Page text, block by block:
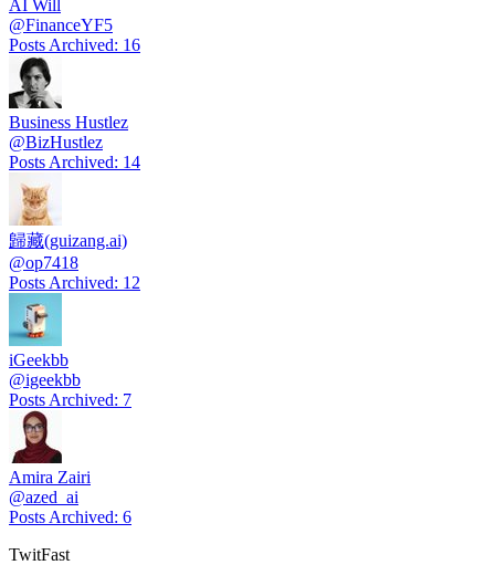
AI Will
@FinanceYF5
Posts Archived: 16
Business Hustlez
@BizHustlez
Posts Archived: 14
歸藏(guizang.ai)
@op7418
Posts Archived: 12
iGeekbb
@igeekbb
Posts Archived: 7
Amira Zairi
@azed_ai
Posts Archived: 6
TwitFast